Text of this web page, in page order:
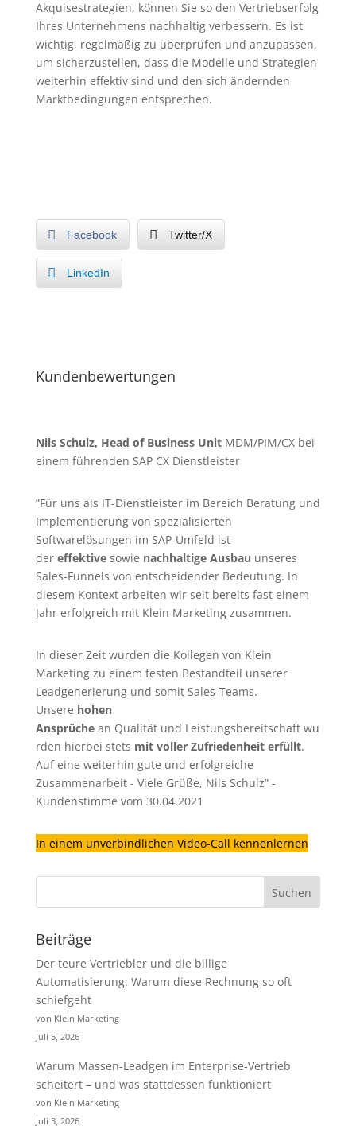
Akquisestrategien, können Sie so den Vertriebserfolg
Ihres Unternehmens nachhaltig verbessern. Es ist
wichtig, regelmäßig zu überprüfen und anzupassen,
um sicherzustellen, dass die Modelle und Strategien
weiterhin effektiv sind und den sich ändernden
Marktbedingungen entsprechen.
Facebook Twitter/X
LinkedIn
Kundenbewertungen
Nils Schulz, Head of Business UnitMDM/PIM/CX bei
einem führenden SAP CX Dienstleister
”Für uns als IT-Dienstleister im Bereich Beratung und
Implementierung von spezialisierten
Softwarelösungen im SAP-Umfeld ist
der effektive sowie nachhaltige Ausbau unseres
Sales-Funnels von entscheidender Bedeutung. In
diesem Kontext arbeiten wir seit bereits fast einem
Jahr erfolgreich mit Klein Marketing zusammen.
In dieser Zeit wurden die Kollegen von Klein
Marketing zu einem festen Bestandteil unserer
Leadgenerierungund somit Sales-Teams.
Unsere hohen
Ansprüchean Qualität und Leistungsbereitschaft wu
rden hierbei stets mit voller Zufriedenheit erfüllt.
Auf eine weiterhin gute und erfolgreiche
Zusammenarbeit - Viele Grüße, Nils Schulz” -
Kundenstimme vom 30.04.2021
In einem unverbindlichen Video-Call kennenlernen
Beiträge
Der teure Vertriebler und die billige
Automatisierung: Warum diese Rechnung so oft
schiefgeht
von Klein Marketing
Juli 5, 2026
Warum Massen-Leadgen im Enterprise-Vertrieb
scheitert – und was stattdessen funktioniert
von Klein Marketing
Juli 3, 2026